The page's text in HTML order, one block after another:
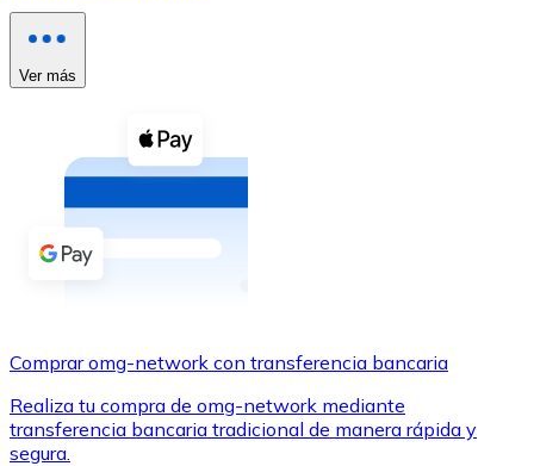
Ver todo
Compra criptomonedas con efectivo en tu tienda más
Comprar con efectivo
Transferencia SEPA
Añade fondos a tu cuenta Bitnovo o realiza compras
Comprar con Transferencia
Utiliza tarjetas Visa y Mastercard para comprar
Comprar con tarjeta
Tienda - Tarjetas regalo
Ver más
Comprar omg-network con transferencia bancaria
Realiza tu compra de omg-network mediante
transferencia bancaria tradicional de manera rápida y
segura.